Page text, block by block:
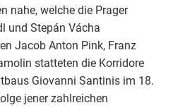
nahe, welche die Prager
und Stepán Vácha
Jacob Anton Pink, Franz
statteten die Korridore
Giovanni Santinis im 18.
jener zahlreichen